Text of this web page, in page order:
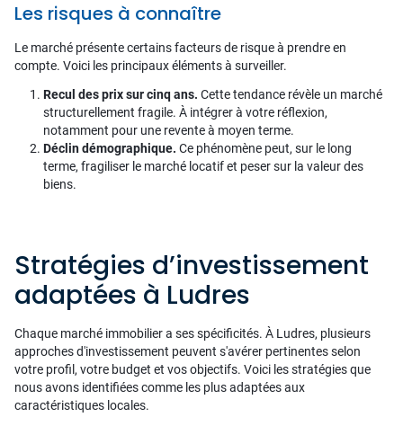
Les risques à connaître
Le marché présente certains facteurs de risque à prendre en
compte. Voici les principaux éléments à surveiller.
Recul des prix sur cinq ans. Cette tendance révèle un marché
structurellement fragile. À intégrer à votre réflexion,
notamment pour une revente à moyen terme.
Déclin démographique. Ce phénomène peut, sur le long
terme, fragiliser le marché locatif et peser sur la valeur des
biens.
Stratégies d’investissement
adaptées à Ludres
Chaque marché immobilier a ses spécificités. À Ludres, plusieurs
approches d'investissement peuvent s'avérer pertinentes selon
votre profil, votre budget et vos objectifs. Voici les stratégies que
nous avons identifiées comme les plus adaptées aux
caractéristiques locales.